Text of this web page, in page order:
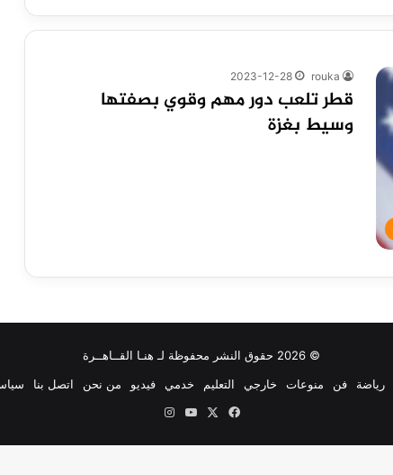
rouka
2023-12-28
قطر تلعب دور مهم وقوي بصفتها
وسيط بغزة
© 2026 حقوق النشر محفوظة لـ هنـا القــاهــرة
رياضة فن منوعات خارجي التعليم خدمي فيديو من نحن اتصل بنا
فيسبوك ‫YouTubeانستقرام